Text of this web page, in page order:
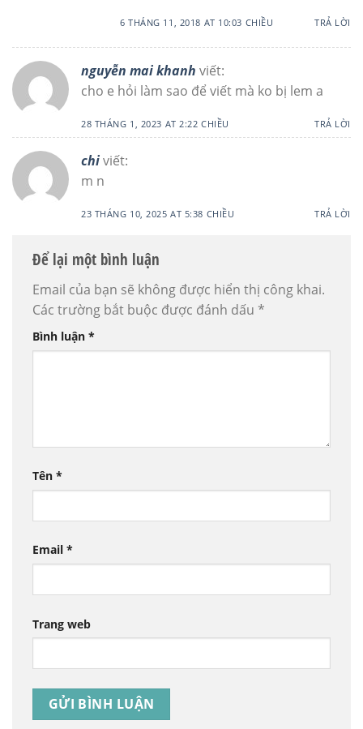
6 THÁNG 11, 2018 AT 10:03 CHIỀU TRẢ LỜI
nguyễn mai khanh viết:
cho e hỏi làm sao để viết mà ko bị lem a
28 THÁNG 1, 2023 AT 2:22 CHIỀU TRẢ LỜI
chiviết:
m n
23 THÁNG 10, 2025 AT 5:38 CHIỀU TRẢ LỜI
Để lại một bình luận
Email của bạn sẽ không được hiển thị công khai.
Các trường bắt buộc được đánh dấu *
Bình luận *
Tên *
Email *
Trang web